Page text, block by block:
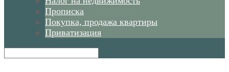
Прописка
Покупка, продажа квартиры
Приватизация